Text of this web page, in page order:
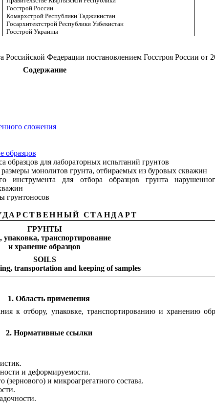
Госстрой России
Комархстрой Республики Таджикистан
Госархитектстрой Республики Узбекистан
Госстрой Украины
Федерации постановлением Госстроя России от
Содержание
сложения
образцов
образцов для лабораторных испытаний грунтов
монолитов грунта, отбираемых из буровых скважин
инструмента для отбора образцов грунта
грунтоносов
СТАНДАРТ
ГРУНТЫ
упаковка, транспортирование
и хранение образцов
SOILS
transportation and keeping of samples
1. Область применения
к отбору, упаковке, транспортированию и хранению
2. Нормативные ссылки
и деформируемости.
и микроагрегатного состава.